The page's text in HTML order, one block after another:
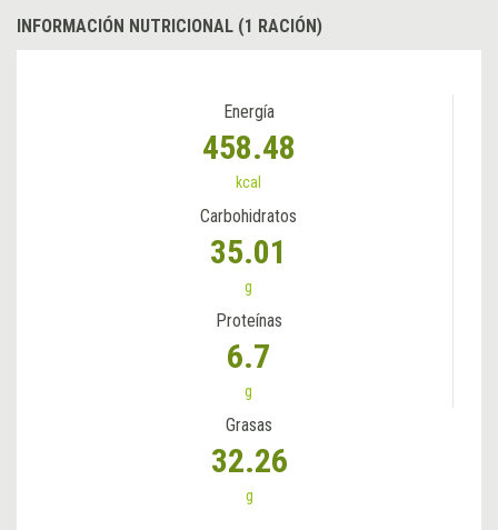
INFORMACIÓN NUTRICIONAL (1 RACIÓN)
Energía
458.48
kcal
Carbohidratos
35.01
g
Proteínas
6.7
g
Grasas
32.26
g